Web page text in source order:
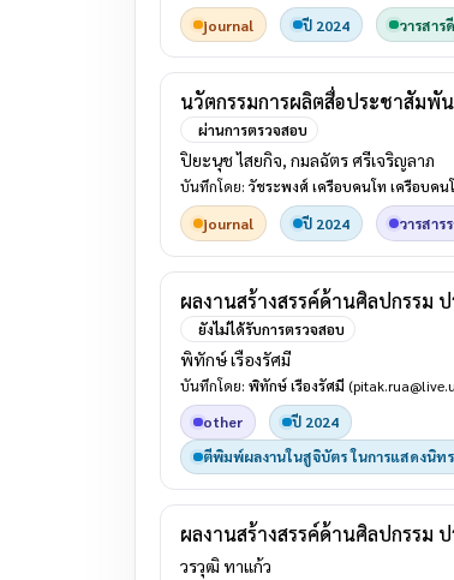
journal
ปี 2024 วารสาร
นวัตกรรมการผลิตสื่อประชาสัมพั
ผ่านการตรวจสอบ
ปิยะนุช ไสยกิจ, กมลฉัตร ศรีเจริญลาภ
บันทึกโดย: วัชระพงศ์ เครือบคนโท เครือบคน
journal
ปี 2024 วารสาร
ผลงานสร้างสรรค์ด้านศิลปกรรม
ยังไม่ได้รับการตรวจสอบ
พิทักษ์ เรืองรัศมี
บันทึกโดย: พิทักษ์ เรืองรัศมี
other
ปี 2024
ตีพิมพ์ผลงานในสูจิบัตร ในการแสดงนิทร
ผลงานสร้างสรรค์ด้านศิลปกรรม
วรวุฒิ ทาแก้ว